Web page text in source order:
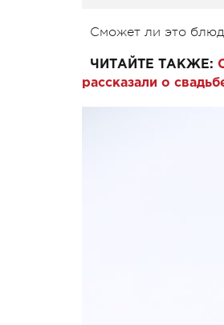
Сможет ли это
ЧИТАЙТЕ ТАКЖЕ:
рассказали о